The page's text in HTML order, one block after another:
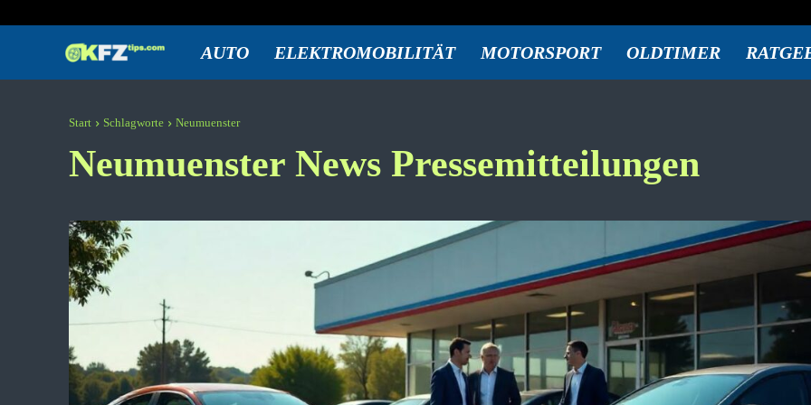
KFZtips.com
AUTO ELEKTROMOBILITÄT MOTORSPORT OLDTIMER
Start Schlagworte Neumuenster
Neumuenster News Pressemitteilungen